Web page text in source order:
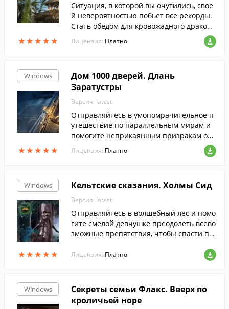
★★★★★
★★★★★
Ситуация, в которой вы очутились, свое
й невероятностью побьет все рекорды.
Стать обедом для кровожадного дракона
на диком острове - такого вам и в страш
ном сне не снилось!
Лицензия: Платно
Windows
★★★★★
★★★★★
Дом 1000 дверей. Длань
Заратустры
Версия: latest
Отправляйтесь в умопомрачительное п
утешествие по параллельным мирам и
помогите неприкаянным призракам обр
Лицензия: Платно
Windows
★★★★★
★★★★★
Кельтские cказания. Холмы Сид
Версия: latest
Отправляйтесь в волшебный лес и помо
гите смелой девчушке преодолеть всево
зможные препятствия, чтобы спасти по
Лицензия: Платно
Windows
Секреты cемьи Флакс. Вверх по
кроличьей норе